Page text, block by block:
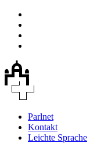
Parlnet
Kontakt
Leichte Sprache